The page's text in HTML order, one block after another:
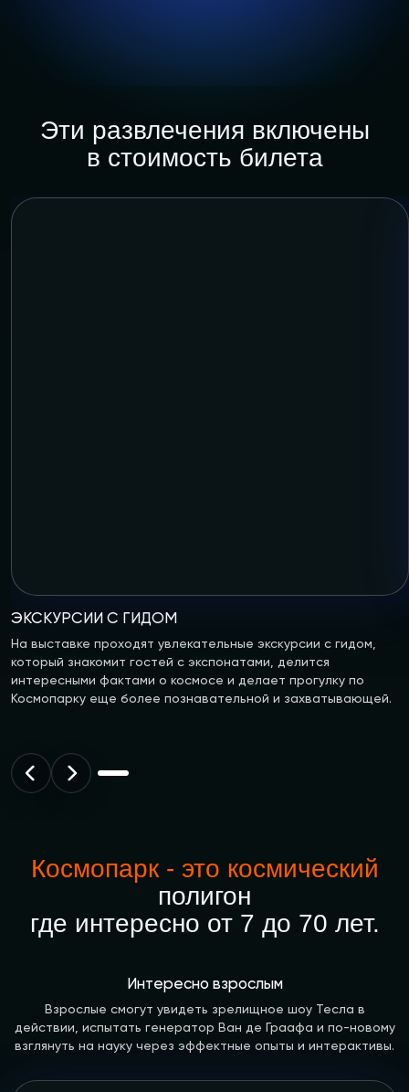
Эти развлечения включены
в стоимость билета
ЭКСКУРСИИ С ГИДОМ
На выставке проходят увлекательные экскурсии с гидом,
который знакомит гостей с экспонатами, делится
интересными фактами о космосе и делает прогулку по
Космопарку еще более познавательной и захватывающей.
Космопарк - это космический
полигон
где интересно от 7 до 70 лет.
Интересно взрослым
Взрослые смогут увидеть зрелищное шоу Тесла в
действии, испытать генератор Ван де Граафа и по-новому
взглянуть на науку через эффектные опыты и интерактивы.